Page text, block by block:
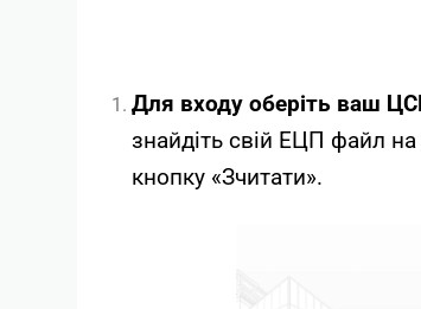
Для входу оберіть ваш
знайдіть свій ЕЦП файл на
кнопку «Зчитати».